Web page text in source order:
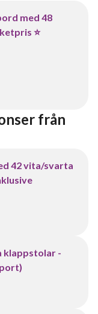
med 48
⭐
från
42 vita/svarta
klappstolar -